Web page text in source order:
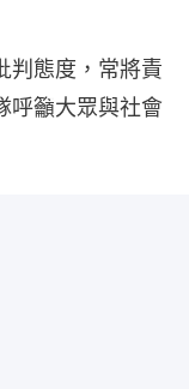
判態度，常將責
呼籲大眾與社會